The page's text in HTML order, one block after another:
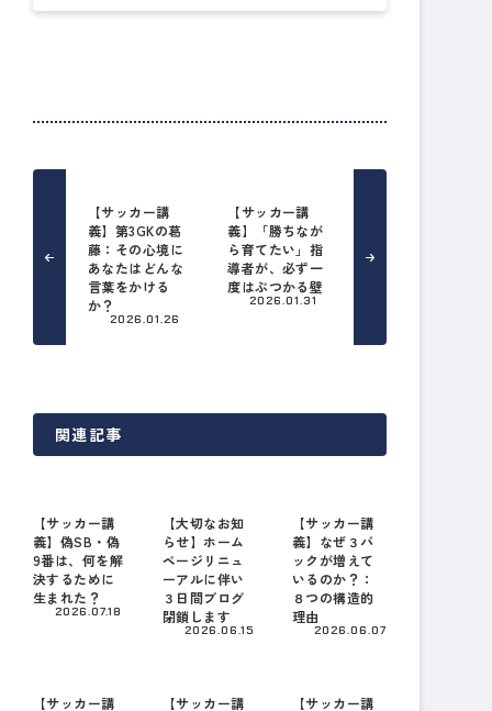
【サッカー講
義】第3GKの葛
藤：その心境に
あなたはどんな
言葉をかける
か？
2026.01.26
【サッカー講
義】「勝ちなが
ら育てたい」指
導者が、必ず一
度はぶつかる壁
2026.01.31
関連記事
【サッカー講
義】偽SB・偽
9番は、何を解
決するために
生まれた？
2026.07.18
【大切なお知
らせ】ホーム
ページリニュ
ーアルに伴い
３日間ブログ
閉鎖します
2026.06.15
【サッカー講
義】なぜ３バ
ックが増えて
いるのか？：
８つの構造的
理由
2026.06.07
【サッカー講
【サッカー講
【サッカー講